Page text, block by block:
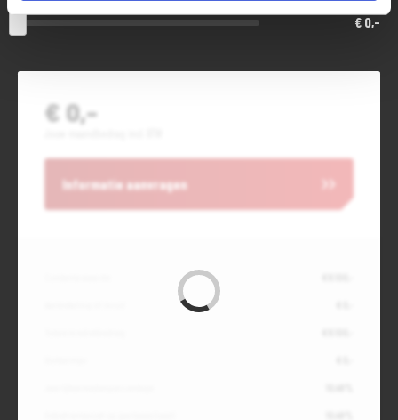
€ 0,-
€ 0,-
Informatie aanvragen